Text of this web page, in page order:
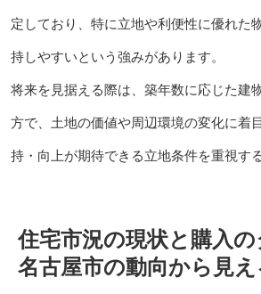
定しており、特に立地や利便性に優れた
持しやすいという強みがあります。
将来を見据える際は、築年数に応じた建
方で、土地の価値や周辺環境の変化に着
持・向上が期待できる立地条件を重視す
住宅市況の現状と購入
名古屋市の動向から見